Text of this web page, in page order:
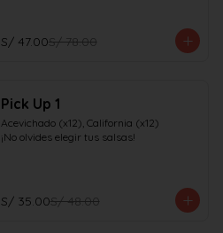
S/ 47.00S/ 78.00
Pick Up 1
Acevichado (x12), California (x12)
¡No olvides elegir tus salsas!
S/ 35.00S/ 48.00